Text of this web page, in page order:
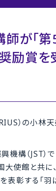
が「第
励賞を
）の小林
構（JST）
大使館と共
彰する「羽ば